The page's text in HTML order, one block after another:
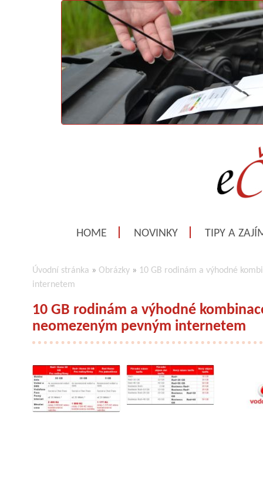
HOME NOVINKY TIPY A
Úvodní stránka » Obrázky » 10 GB rodinám a výhodné
internetem
10 GB rodinám a výhodné
neomezeným pevným internetem